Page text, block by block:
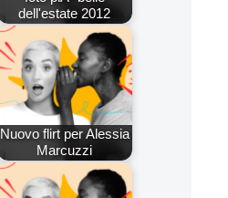
dell'estate 2012
Nuovo flirt per Alessia
Marcuzzi